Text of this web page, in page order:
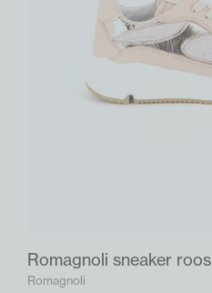
Romagnoli sneaker roos
Romagnoli